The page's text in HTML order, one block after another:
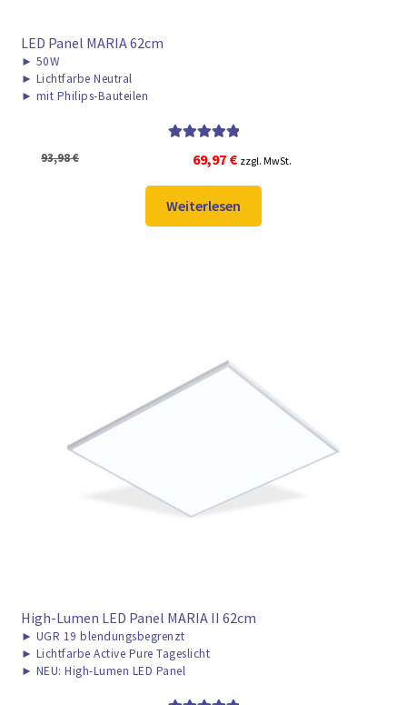
LED Panel MARIA 62cm
► 50W
► Lichtfarbe Neutral
► mit Philips-Bauteilen
von 5
93,98€
Ursprünglicher
Preis
war:
93,98 €
69,97 €Aktueller
Preis
ist:
69,97 €.
zzgl. MwSt.
Weiterlesen
High-Lumen LED Panel MARIA II 62cm
► UGR 19 blendungsbegrenzt
► Lichtfarbe Active Pure Tageslicht
► NEU: High-Lumen LED Panel